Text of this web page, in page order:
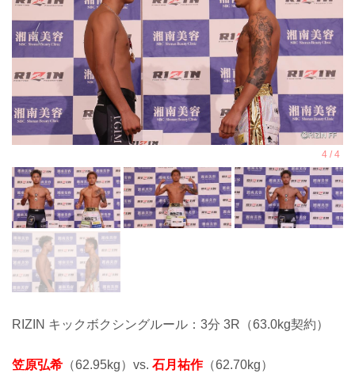
RIZIN キックボクシングルール：3分 3R（63.0kg契約）
笠原弘希 （62.95kg）vs. 石月祐作（62.70kg）